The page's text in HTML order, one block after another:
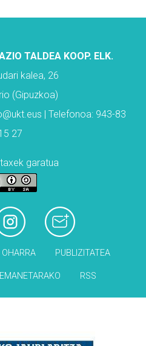
TALDEA KOOP. ELK.
kalea, 26
(Gipuzkoa)
| Telefonoa: 943-83
27
garatua
OHARRA PUBLIZITATEA
RSS